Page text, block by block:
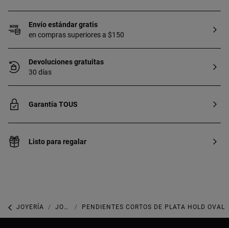
Envío estándar gratis
en compras superiores a $150
Devoluciones gratuitas
30 días
Garantía TOUS
Listo para regalar
JOYERÍA JOYAS DE PLATA 925 PENDIENTES CORTOS DE PLATA HOLD OVAL